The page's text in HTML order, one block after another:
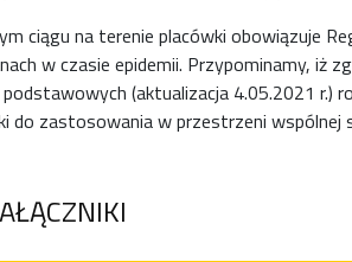
ciągu na terenie placówki obowiązuje
w czasie epidemii. Przypominamy, iż
podstawowych (aktualizacja 4.05.2021 r.)
do zastosowania w przestrzeni wspólnej